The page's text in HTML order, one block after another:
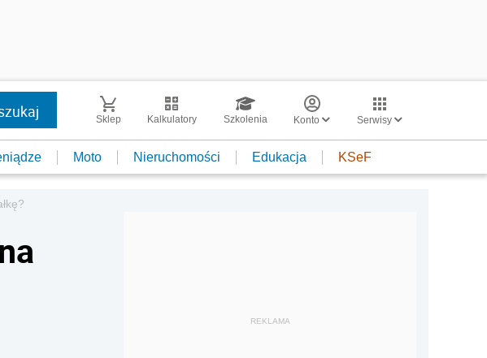
Sklep Kalkulatory Szkolenia Konto Serwisy
Moto Nieruchomości Edukacja KSeF
REKLAMA